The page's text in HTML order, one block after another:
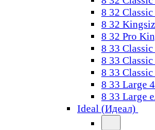
8 32 Classic
8 32
8 32 Pro
8 33
8 33
8 33 Classic
8 33 Large
8 33 Large
Ideal (Идеал)